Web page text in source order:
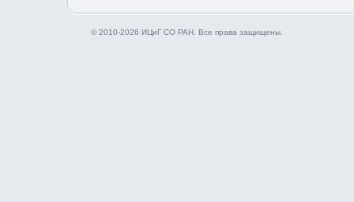
© 2010-2026 ИЦиГ СО РАН. Все права защищены.